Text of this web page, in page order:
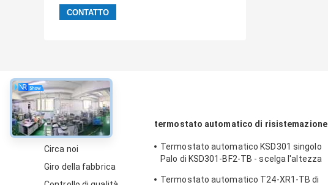
circa
Circa noi
Giro della fabbrica
termostato automatico di risistemazione
Termostato automatico KSD301 singolo
Palo di KSD301-BF2-TB - scelga l'altezza
Termostato automatico T24-XR1-TB di